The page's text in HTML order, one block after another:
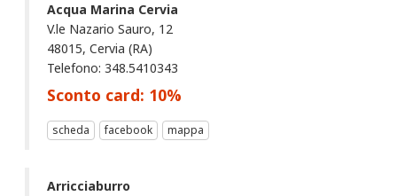
Acqua Marina Cervia
V.le Nazario Sauro, 12
48015, Cervia (RA)
Telefono: 348.5410343
Sconto card: 10%
scheda facebook mappa
Arricciaburro